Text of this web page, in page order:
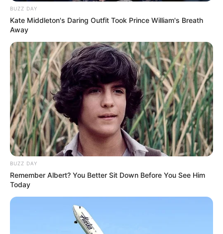
BUZZ DAY
Kate Middleton's Daring Outfit Took Prince William's Breath
Away
BUZZ DAY
Remember Albert? You Better Sit Down Before You See Him
Today